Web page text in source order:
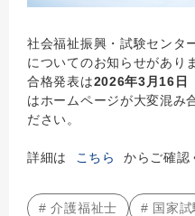
社会福祉振興・試験センタ
についてのお知らせがあり
合格発表は2026年3月16日
はホームページが大変混み
ださい。
詳細は こちら からご確認
# 介護福祉士 # 国家試